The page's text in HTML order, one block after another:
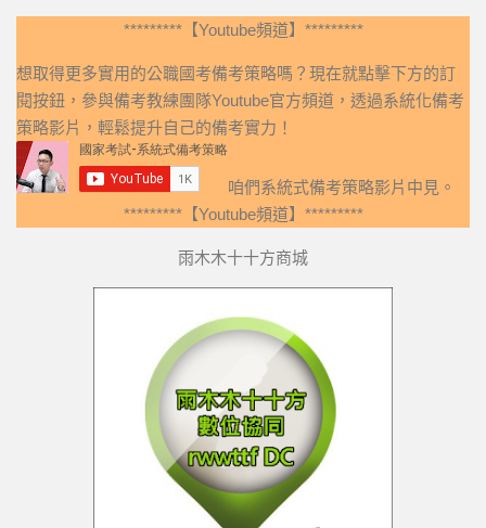
*********【Youtube頻道】*********
想取得更多實用的公職國考備考策略嗎？現在就點擊下方的訂
閱按鈕，參與備考教練團隊Youtube官方頻道，透過系統化備考
策略影片，輕鬆提升自己的備考實力！
咱們系統式備考策略影片中見。
*********【Youtube頻道】*********
雨木木十十方商城